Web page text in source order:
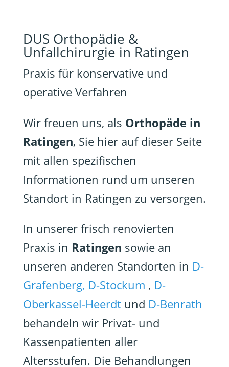
DUS Orthopädie &
Unfallchirurgie in Ratingen
Praxis für konservative und
operative Verfahren
Wir freuen uns, als Orthopäde in
Ratingen, Sie hier auf dieser Seite
mit allen spezifischen
Informationen rund um unseren
Standort in Ratingen zu versorgen.
In unserer frisch renovierten
Praxis in Ratingen sowie an
unseren anderen Standorten in D-
Grafenberg, D-Stockum , D-
Oberkassel-Heerdtund D-Benrath
behandeln wir Privat- und
Kassenpatienten aller
Altersstufen. Die Behandlungen